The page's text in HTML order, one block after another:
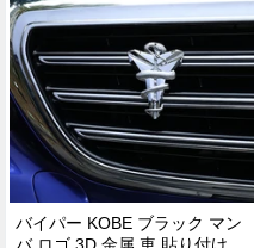
バイパー KOBE ブラック マン